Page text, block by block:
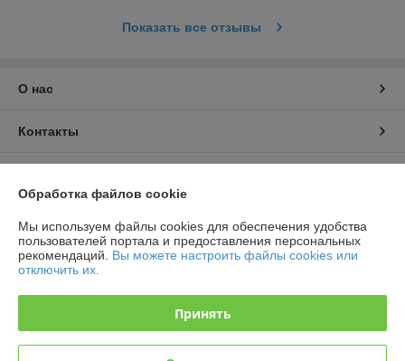
Показать все отзывы
О нас
Контакты
Полная версия сайта
Политика обработки cookies
Сайт создан на платформе Deal.by
Обработка файлов cookie
Мы используем файлы cookies для обеспечения удобства
пользователей портала и предоставления персональных
рекомендаций. Вы можете настроить файлы cookies или
отключить их.
Принять